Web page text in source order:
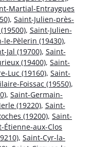
Martial-Entraygues
, Saint-Julien-près-
, Saint-Julien-
le-Pèlerin (19430),
Jal (19700), Saint-
(19400), Saint-
Luc (19160), Saint-
Foissac (19550),
, Saint-Germain-
(19220), Saint-
(19200), Saint-
Étienne-aux-Clos
, Saint-Cyr-la-